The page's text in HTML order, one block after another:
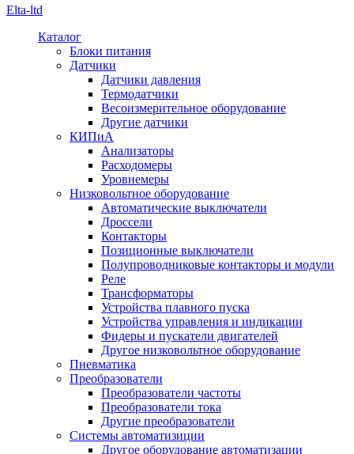
Elta-ltd
Каталог
Блоки питания
Датчики
Датчики давления
Термодатчики
Весоизмерительное оборудование
Другие датчики
КИПиА
Анализаторы
Расходомеры
Уровнемеры
Низковольтное оборудование
Автоматические выключатели
Дроссели
Контакторы
Позиционные выключатели
Полупроводниковые контакторы и модули
Реле
Трансформаторы
Устройства плавного пуска
Устройства управления и индикации
Фидеры и пускатели двигателей
Другое низковольтное оборудование
Пневматика
Преобразователи
Преобразователи частоты
Преобразователи тока
Другие преобразователи
Системы автоматизиции
Другое оборудование автоматизации